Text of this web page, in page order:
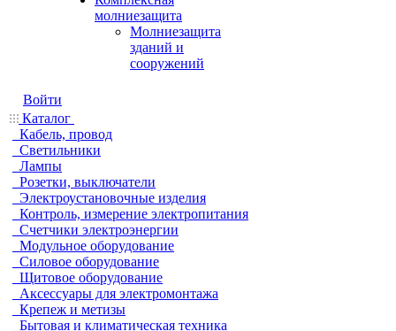
молниезащита
Молниезащита
зданий и
сооружений
Войти
Каталог
Кабель, провод
Светильники
Лампы
Розетки, выключатели
Электроустановочные изделия
Контроль, измерение электропитания
Счетчики электроэнергии
Модульное оборудование
Силовое оборудование
Щитовое оборудование
Аксессуары для электромонтажа
Крепеж и метизы
Бытовая и климатическая техника